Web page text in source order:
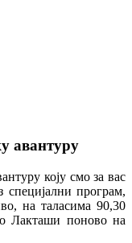
авантуру
коју смо за вас
специјални програм,
на таласима 90,30
Лакташи поново на